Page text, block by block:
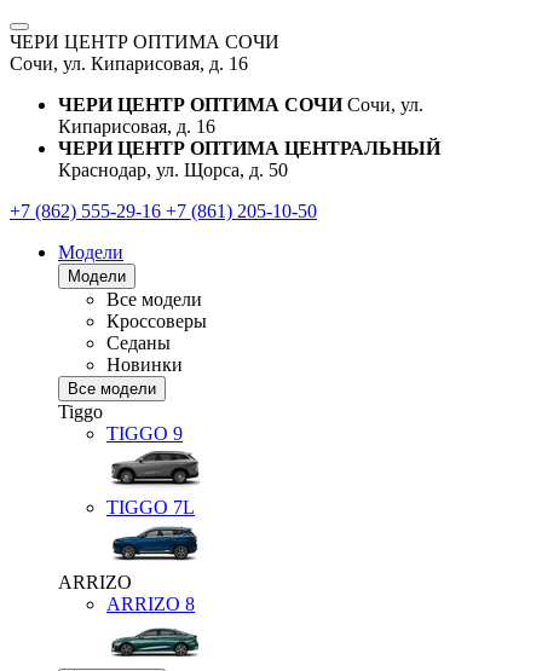
ЧЕРИ ЦЕНТР ОПТИМА СОЧИ
Сочи, ул. Кипарисовая, д. 16
ЧЕРИ ЦЕНТР ОПТИМА СОЧИ Сочи, ул.
Кипарисовая, д. 16
ЧЕРИ ЦЕНТР ОПТИМА ЦЕНТРАЛЬНЫЙ
Краснодар, ул. Щорса, д. 50
+7 (862) 555-29-16 +7 (861) 205-10-50
Модели
Модели
Все модели
Кроссоверы
Седаны
Новинки
Все модели
Tiggo
TIGGO 9
TIGGO 7L
ARRIZO
ARRIZO 8